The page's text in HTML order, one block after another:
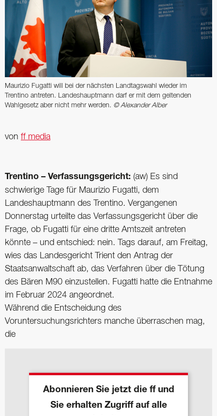
Maurizio Fugatti will bei der nächsten Landtagswahl wieder im
Trentino antreten. Landeshauptmann darf er mit dem geltenden
Wahlgesetz aber nicht mehr werden. © Alexander Alber
von ff media
Trentino – Verfassungsgericht: (aw) Es sind
schwierige Tage für Maurizio Fugatti, dem
Landeshauptmann des Trentino. Vergangenen
Donnerstag urteilte das Verfassungsgericht über die
Frage, ob Fugatti für eine dritte Amtszeit antreten
könnte – und entschied: nein. Tags darauf, am Freitag,
wies das Landesgericht Trient den Antrag der
Staatsanwaltschaft ab, das Verfahren über die Tötung
des Bären M90 einzustellen. Fugatti hatte die Entnahme
im Februar 2024 angeordnet.
Während die Entscheidung des
Voruntersuchungsrichters manche überraschen mag,
die
Abonnieren Sie jetzt die ff und
Sie erhalten Zugriff auf alle